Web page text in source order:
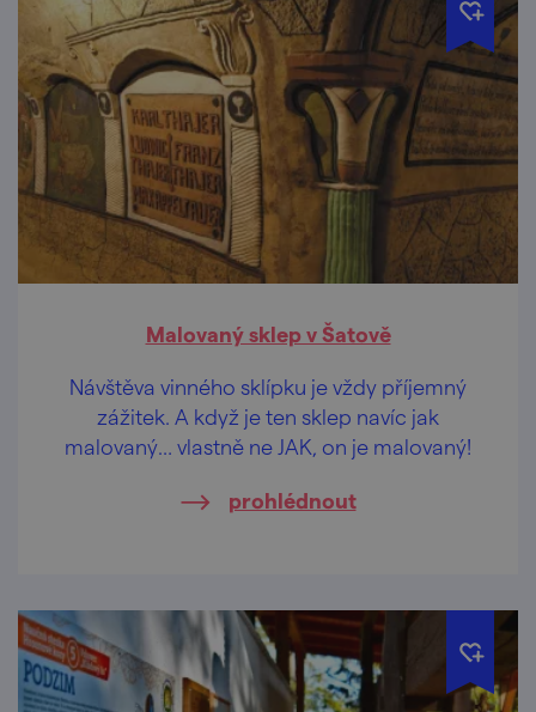
Malovaný sklep v Šatově
Návštěva vinného sklípku je vždy příjemný
zážitek. A když je ten sklep navíc jak
malovaný… vlastně ne JAK, on je malovaný!
prohlédnout